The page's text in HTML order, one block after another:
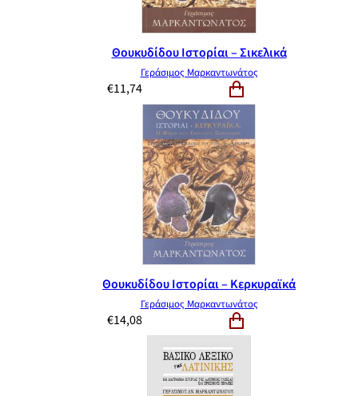
Θουκυδίδου Ιστορίαι – Σικελικά
Γεράσιμος Μαρκαντωνάτος
€11,74
Θουκυδίδου Ιστορίαι – Κερκυραϊκά
Γεράσιμος Μαρκαντωνάτος
€14,08